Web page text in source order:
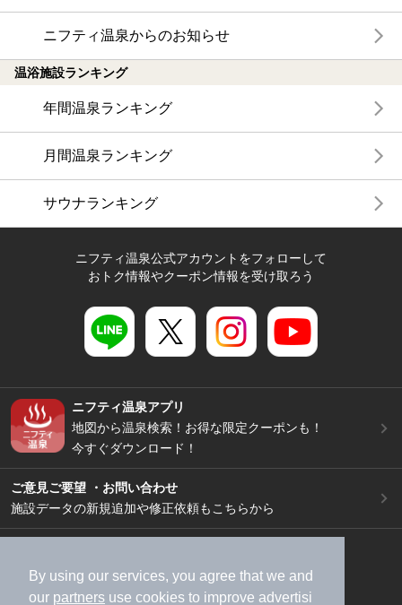
By using our services, you agree that we and
our partners use cookies to improve advertisi
ニフティ温泉からのお知らせ
温浴施設ランキング
年間温泉ランキング
月間温泉ランキング
サウナランキング
ニフティ温泉公式アカウントをフォローして
おトク情報やクーポン情報を受け取ろう
ニフティ温泉アプリ
地図から温泉検索！お得な限定クーポンも！
今すぐダウンロード！
ご意見ご要望 ・お問い合わせ
施設データの新規追加や修正依頼もこちらから
加盟店募集（資料請求）
広告出稿のご案内
利用規約
ライフスタイルMEMBERS+規約